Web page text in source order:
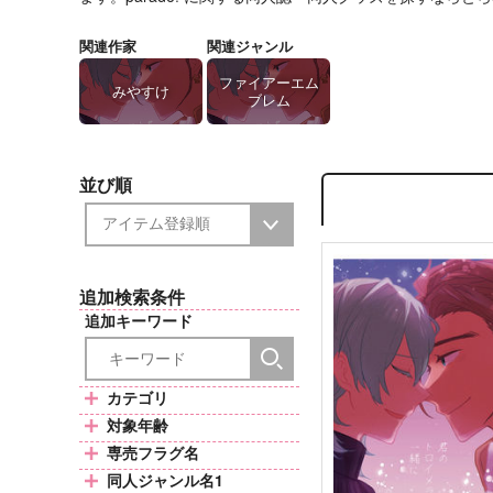
関連作家
みやすけ
関連ジャンル
ファイアーエム
ブレム
並び順
追加検索条件
追加キーワード
カテゴリ
対象年齢
専売フラグ名
同人ジャンル名1